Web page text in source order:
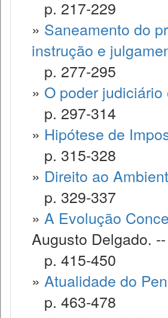
p. 217-229
» Saneamento do
instrução e
p. 277-295
» O poder
p. 297-314
» Hipótese de
p. 315-328
» Direito ao
p. 329-337
» A Evolução
Augusto Delgado. --
p. 415-450
» Atualidade do
p. 463-478